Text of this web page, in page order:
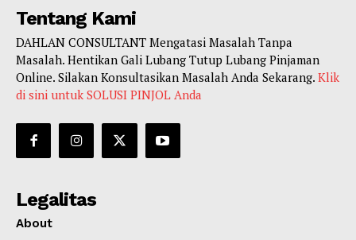
Tentang Kami
DAHLAN CONSULTANT Mengatasi Masalah Tanpa
Masalah. Hentikan Gali Lubang Tutup Lubang Pinjaman
Online. Silakan Konsultasikan Masalah Anda Sekarang. Klik
di sini untuk SOLUSI PINJOL Anda
Legalitas
About